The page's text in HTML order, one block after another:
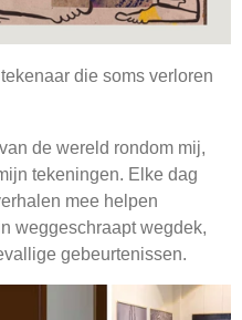
die soms verloren
de wereld rondom mij,
tekeningen. Elke dag
mee helpen
weggeschraapt wegdek,
gebeurtenissen.